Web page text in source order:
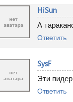
HiSun
А
Ответить
SysF
Эти
Ответить